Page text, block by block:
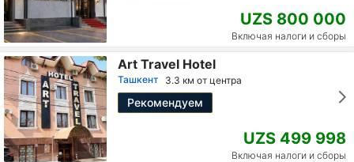
UZS 800 000
Включая налоги и сборы
Art Travel Hotel
Ташкент 3.3 км от центра
Рекомендуем
UZS 499 998
Включая налоги и сборы